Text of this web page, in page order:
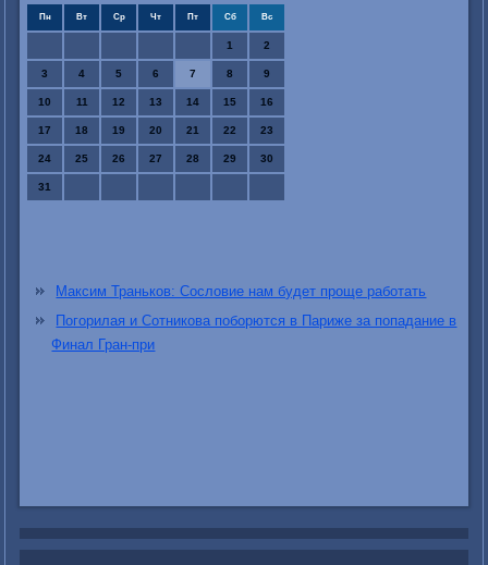
Пн Вт Ср Чт Пт Сб Вс
1 2
3 4 5 6 7 8 9
10 11 12 13 14 15 16
17 18 19 20 21 22 23
24 25 26 27 28 29 30
31
Максим Траньков: Сословие нам будет проще работать
Погорилая и Сотникова поборются в Париже за попадание в
Финал Гран-при